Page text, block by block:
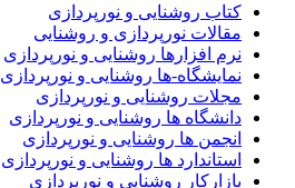
کتاب روشنایی و نورپردازی
مقالات نورپردازی و روشنایی
نرم افزارها روشنایی و نورپردازی
نمایشگاه-ها روشنایی و نورپردازی
مجلات روشنایی و نورپردازی
دانشگاه ها روشنایی و نورپردازی
انجمن ها روشنایی و نورپردازی
استاندارد ها روشنایی و نورپردازی
بازارکار روشنایی و نورپردازی